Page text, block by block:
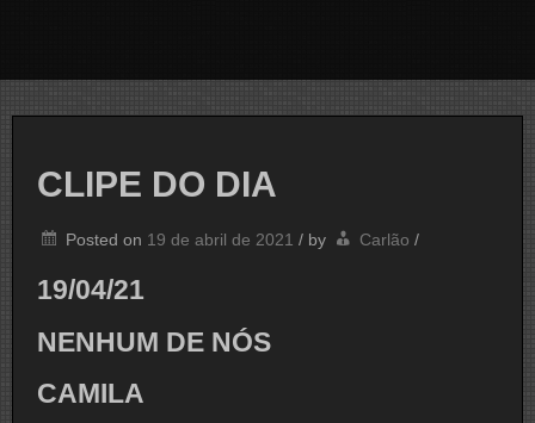
CLIPE DO DIA
Posted on 19 de abril de 2021 / by Carlão /
19/04/21
NENHUM DE NÓS
CAMILA